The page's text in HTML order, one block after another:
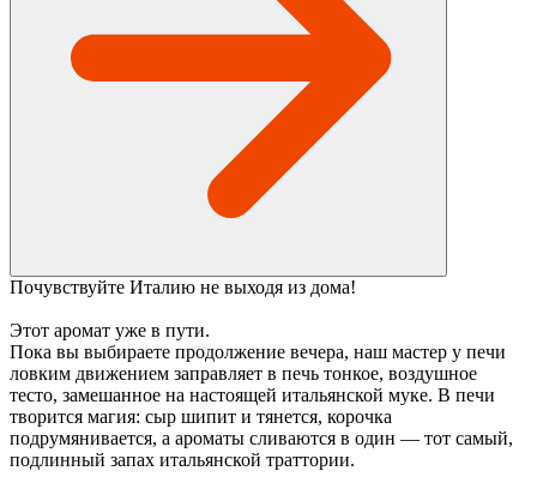
Почувствуйте Италию не выходя из дома!
Этот аромат уже в пути.
Пока вы выбираете продолжение вечера, наш мастер у печи
ловким движением заправляет в печь тонкое, воздушное
тесто, замешанное на настоящей итальянской муке. В печи
творится магия: сыр шипит и тянется, корочка
подрумянивается, а ароматы сливаются в один — тот самый,
подлинный запах итальянской траттории.